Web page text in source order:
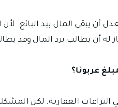
أن يبقى المال بيد البائع.
له أن يطالب برد المال وقد
عربونا؟
العقارية. لكن